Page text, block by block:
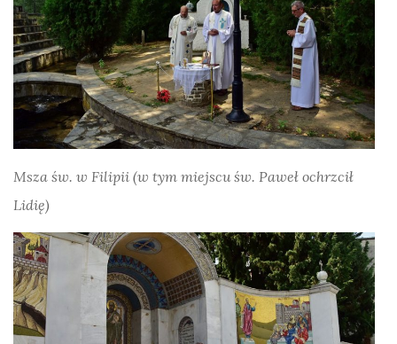
Msza św. w Filipii (w tym miejscu św. Paweł ochrzcił
Lidię)